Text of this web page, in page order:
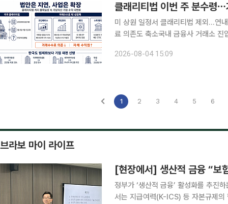
클래리티법 이번 주 분수령⋯
미 상원 일정서 클래리티법 제외…연
료 의존도 축소국내 금융사 거래소 진입…빗썸은 2028
졌다. 연내 통과 여부마저 분수령을
2026-08-04 15:09
1 2 3 4 5 6
브라보 마이 라이프
[현장에서] 생산적 금융 “보
정부가 ‘생산적 금융’ 활성화를 추진
서는 지급여력(K-ICS) 등 자본규제의 합리적